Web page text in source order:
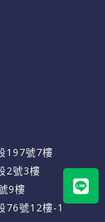
197號7樓
2號3樓
9樓
76號12樓-1